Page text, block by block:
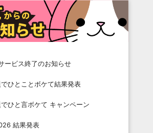
ービス終了のお知らせ
ひとことボケて結果発表
ひと言ボケて キャンペーン
結果発表